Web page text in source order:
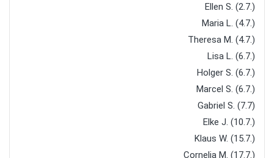
Ellen S. (2.7.)
Maria L. (4.7.)
Theresa M. (4.7.)
Lisa L. (6.7.)
Holger S. (6.7.)
Marcel S. (6.7.)
Gabriel S. (7.7)
Elke J. (10.7.)
Klaus W. (15.7.)
Cornelia M. (17.7.)